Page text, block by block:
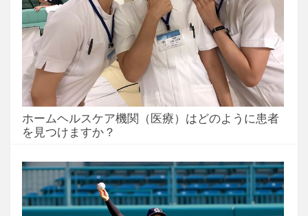
ホームヘルスケア機関（医療）はどのように患者
を見つけますか？